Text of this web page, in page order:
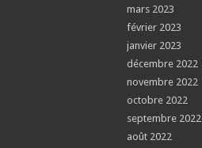
mars 2023
février 2023
janvier 2023
décembre 2022
novembre 2022
octobre 2022
septembre 2022
août 2022